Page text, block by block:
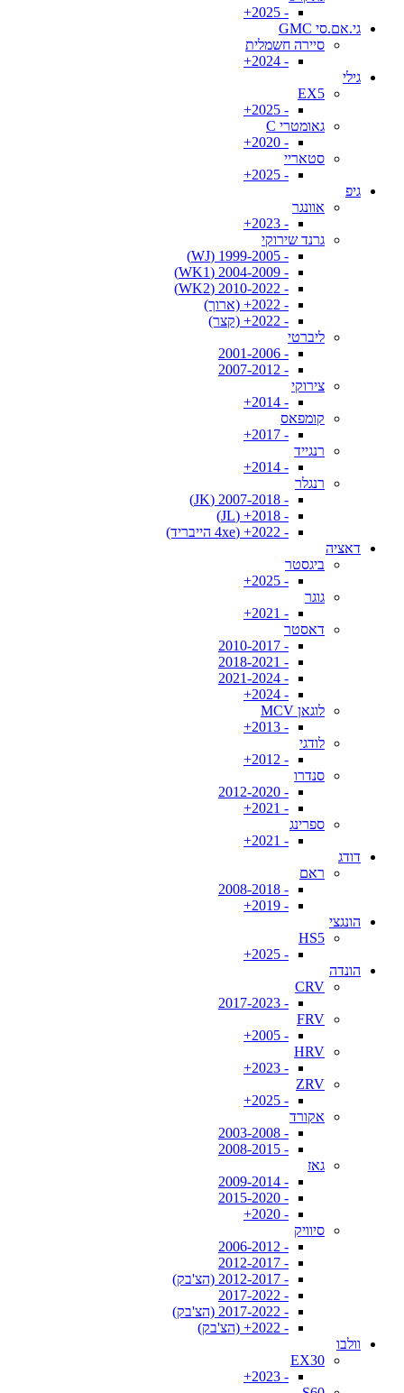
- 2025+
גי.אם.סי GMC
סיירה חשמלית
- 2024+
גילי
EX5
- 2025+
גאומטרי C
- 2020+
סטאריי
- 2025+
גיפ
אוונגר
- 2023+
גרנד שירוקי
- 1999-2005 (WJ)
- 2004-2009 (WK1)
- 2010-2022 (WK2)
- 2022+ (ארוך)
- 2022+ (קצר)
ליברטי
- 2001-2006
- 2007-2012
צירוקי
- 2014+
קומפאס
- 2017+
רנגייד
- 2014+
רנגלר
- 2007-2018 (JK)
- 2018+ (JL)
- 2022+ (4xe הייבריד)
דאציה
ביגסטר
- 2025+
גוגר
- 2021+
דאסטר
- 2010-2017
- 2018-2021
- 2021-2024
- 2024+
לוגאן MCV
- 2013+
לודגי
- 2012+
סנדרו
- 2012-2020
- 2021+
ספרינג
- 2021+
דודג
ראם
- 2008-2018
- 2019+
הונגצי
HS5
- 2025+
הונדה
CRV
- 2017-2023
FRV
- 2005+
HRV
- 2023+
ZRV
- 2025+
אקורד
- 2003-2008
- 2008-2015
גאז
- 2009-2014
- 2015-2020
- 2020+
סיוויק
- 2006-2012
- 2012-2017
- 2012-2017 (הצ'בק)
- 2017-2022
- 2017-2022 (הצ'בק)
- 2022+ (הצ'בק)
וולבו
EX30
- 2023+